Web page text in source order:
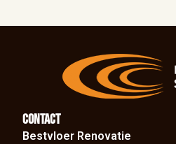
Contact
Bestvloer Renovatie